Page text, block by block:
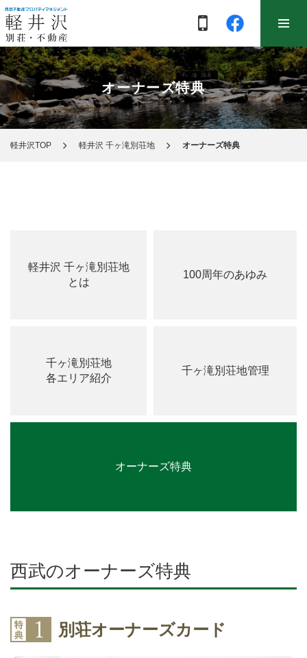
オーナーズ特典
軽井沢TOP 軽井沢 千ヶ滝別荘地 オーナーズ特典
軽井沢 千ヶ滝別荘地
とは
100周年のあゆみ
千ヶ滝別荘地
各エリア紹介
千ヶ滝別荘地管理
オーナーズ特典
西武のオーナーズ特典
別荘オーナーズカード